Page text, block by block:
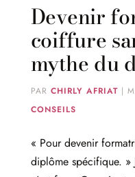
Devenir
coiffure
mythe du
PAR CHIRLY AFRIAT|
CONSEILS
« Pour devenir
diplôme spécifique. »